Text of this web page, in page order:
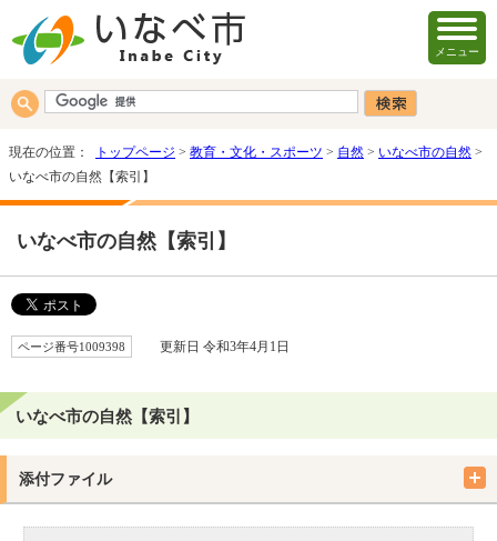
メニュー
現在の位置： トップページ > 教育・文化・スポーツ > 自然 > いなべ市の自然 >
いなべ市の自然【索引】
いなべ市の自然【索引】
ページ番号1009398 更新日 令和3年4月1日
いなべ市の自然【索引】
添付ファイル